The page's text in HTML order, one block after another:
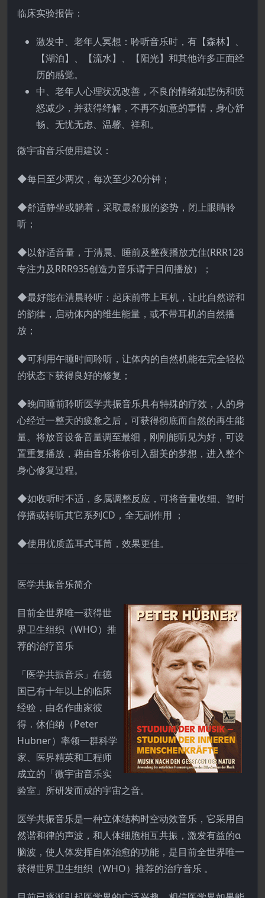
临床实验报告：
激发中、老年人冥想：聆听音乐时，有【森林】、
【湖泊】、【流水】、【阳光】和其他许多正面经
历的感觉。
中、老年人心理状况改善，不良的情绪如悲伤和愤
怒减少，并获得纾解，不再不如意的事情，身心舒
畅、无忧无虑、温馨、祥和。
微宇宙音乐使用建议：
◆每日至少两次，每次至少20分钟；
◆舒适静坐或躺着，采取最舒服的姿势，闭上眼睛聆
听；
◆以舒适音量，于清晨、睡前及整夜播放尤佳(RRR128
专注力及RRR935创造力音乐请于日间播放）；
◆最好能在清晨聆听：起床前带上耳机，让此自然谐和
的韵律，启动体内的维生能量，或不带耳机的自然播
放；
◆可利用午睡时间聆听，让体内的自然机能在完全轻松
的状态下获得良好的修复；
◆晚间睡前聆听医学共振音乐具有特殊的疗效，人的身
心经过一整天的疲惫之后，可获得彻底而自然的再生能
量。将放音设备音量调至最细，刚刚能听见为好，可设
置重复播放，藉由音乐将你引入甜美的梦想，进入整个
身心修复过程。
◆如收听时不适，多属调整反应，可将音量收细、暂时
停播或转听其它系列CD，全无副作用 ；
◆使用优质盖耳式耳筒，效果更佳。
医学共振音乐简介
目前全世界唯一获得世
界卫生组织（WHO）推
荐的治疗音乐
「医学共振音乐」在德
国已有十年以上的临床
经验，由名作曲家彼
得．休伯纳（Peter
Hubner）率领一群科学
家、医界精英和工程师
成立的「微宇宙音乐实
验室」所研发而成的宇宙之音。
医学共振音乐是一种立体结构时空动效音乐，它采用自
然谐和律的声波，和人体细胞相互共振，激发有益的α
脑波，使人体发挥自体治愈的功能，是目前全世界唯一
获得世界卫生组织（WHO）推荐的治疗音乐 。